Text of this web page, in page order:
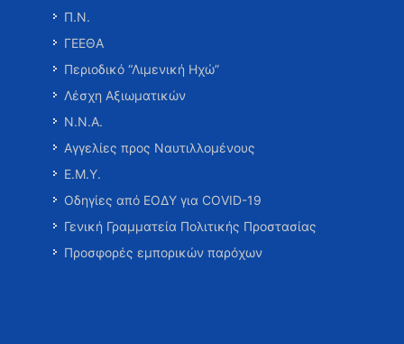
Π.Ν.
ΓΕΕΘΑ
Περιοδικό “Λιμενική Ηχώ”
Λέσχη Αξιωματικών
Ν.Ν.Α.
Αγγελίες προς Ναυτιλλομένους
Ε.Μ.Υ.
Οδηγίες από ΕΟΔΥ για COVID-19
Γενική Γραμματεία Πολιτικής Προστασίας
Προσφορές εμπορικών παρόχων